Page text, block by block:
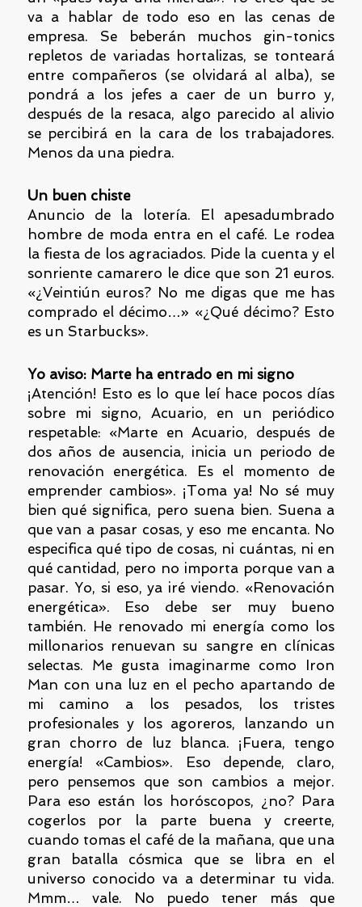
va a hablar de todo eso en las cenas de
empresa. Se beberán muchos gin-tonics
repletos de variadas hortalizas, se tonteará
entre compañeros (se olvidará al alba), se
pondrá a los jefes a caer de un burro y,
después de la resaca, algo parecido al alivio
se percibirá en la cara de los trabajadores.
Menos da una piedra.
Un buen chiste
Anuncio de la lotería. El apesadumbrado
hombre de moda entra en el café. Le rodea
la fiesta de los agraciados. Pide la cuenta y el
sonriente camarero le dice que son 21 euros.
«¿Veintiún euros? No me digas que me has
comprado el décimo…» «¿Qué décimo? Esto
es un Starbucks».
Yo aviso: Marte ha entrado en mi signo
¡Atención! Esto es lo que leí hace pocos días
sobre mi signo, Acuario, en un periódico
respetable: «Marte en Acuario, después de
dos años de ausencia, inicia un periodo de
renovación energética. Es el momento de
emprender cambios». ¡Toma ya! No sé muy
bien qué significa, pero suena bien. Suena a
que van a pasar cosas, y eso me encanta. No
especifica qué tipo de cosas, ni cuántas, ni en
qué cantidad, pero no importa porque van a
pasar. Yo, si eso, ya iré viendo. «Renovación
energética». Eso debe ser muy bueno
también. He renovado mi energía como los
millonarios renuevan su sangre en clínicas
selectas. Me gusta imaginarme como Iron
Man con una luz en el pecho apartando de
mi camino a los pesados, los tristes
profesionales y los agoreros, lanzando un
gran chorro de luz blanca. ¡Fuera, tengo
energía! «Cambios». Eso depende, claro,
pero pensemos que son cambios a mejor.
Para eso están los horóscopos, ¿no? Para
cogerlos por la parte buena y creerte,
cuando tomas el café de la mañana, que una
gran batalla cósmica que se libra en el
universo conocido va a determinar tu vida.
Mmm… vale. No puedo tener más que